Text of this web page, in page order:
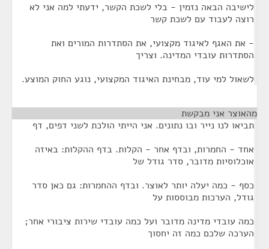
לישיבה הבאה נזמין - בלי לשכת הקשר, ידעתי למה אני לא
רוצה לעבוד עם לשכת קשר
- את האגף לאיגוד מקצועי, את הסתדרות המורים ואת
הסתדרות עובדי המדינה. וצריך
לשאול למי עוד, מבחינת האיגוד המקצועי, נוגע החוק המוצע.
מהאוצר אני מבקשת
תביאו לנו נייר ובו נתונים. אני הייתי הולכת לשני דפים, דף
אחד - החמרות, ובדף אחר - הקלות. בדף ההקלות: באיזה
אוכלוסיות מדובר, סדר גודל של
כסף - כמה יעלה יותר לאוצר. ובדף ההחמרות: גם כאן סדר
גודל, הערכות מבוססות על
כמה עובדי מדינה מדובר ועל כמה עובדי שירות ציבורי אחר;
הערכה שלכם כמה זה יחסוך